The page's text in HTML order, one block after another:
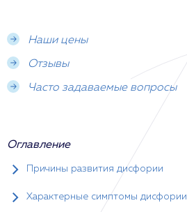
Наши цены
Отзывы
Часто задаваемые вопросы
Оглавление
Причины развития дисфории
Характерные симптомы дисфории